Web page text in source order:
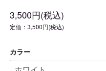
3,500円(税込)
定価：3,500円(税込)
カラー